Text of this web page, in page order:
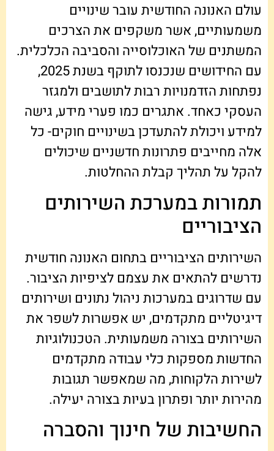
עולם האנונה החודשית עובר שינויים
משמעותיים, אשר משקפים את הצרכים
המשתנים של האוכלוסייה והסביבה הכלכלית.
עם החידושים שנכנסו לתוקף בשנת 2025,
נפתחות הזדמנויות רבות לתושבים ולמגזר
העסקי כאחד. אתגרים כמו פערי מידע, גישה
למידע ויכולת להתעדכן בשינויים חוקים- כל
אלה מחייבים פתרונות חדשניים שיכולים
להקל על תהליך קבלת ההחלטות.
תמורות במערכת השירותים
הציבוריים
השירותים הציבוריים בתחום האנונה חודשית
נדרשים להתאים את עצמם לציפיות הציבור.
עם שדרוגים במערכות ניהול נתונים ושירותים
דיגיטליים מתקדמים, יש אפשרות לשפר את
השירותים בצורה משמעותית. הטכנולוגיות
החדשות מספקות כלי עבודה מתקדמים
לשירות הלקוחות, מה שמאפשר תגובות
מהירות יותר ופתרון בעיות בצורה יעילה.
החשיבות של חינוך והסברה